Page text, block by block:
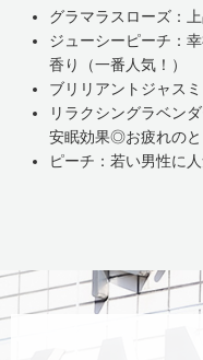
グラマラスローズ：
ジューシーピーチ：
香り（一番人気！）
ブリリアントジャス
リラクシングラベン
安眠効果◎お疲れのと
ピーチ：若い男性に